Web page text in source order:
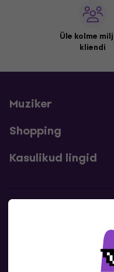
Üle kolme
kliendi
Muziker
Shopping
Kasulikud lingid